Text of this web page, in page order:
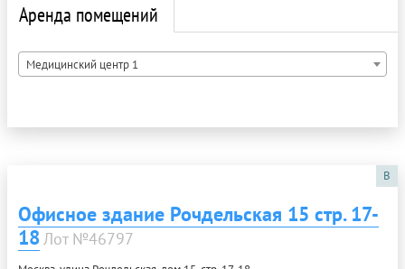
Аренда помещений
Медицинский центр 1
B
Офисное здание Рочдельская 15 стр. 17-
18Лот №46797